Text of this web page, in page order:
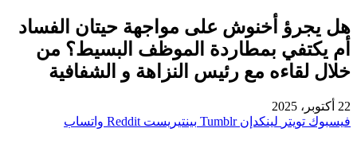
هل يجرؤ أخنوش على مواجهة حيتان الفساد
أم يكتفي بمطاردة الموظف البسيط؟ من
خلال لقاءه مع رئيس النزاهة و الشفافية
22 أكتوبر، 2025
فيسبوك تويتر لينكدإن بينتيريست واتساب